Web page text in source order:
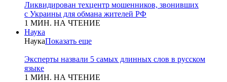
Ликвидирован техцентр мошенников, звонивших
с Украины для обмана жителей РФ
1 МИН. НА ЧТЕНИЕ
Наука
НаукаПоказать еще
Эксперты назвали 5 самых длинных слов в русском
языке
1 МИН. НА ЧТЕНИЕ